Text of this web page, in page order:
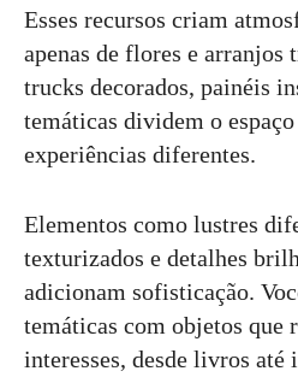
Esses recursos criam
apenas de flores e arranjos
trucks decorados, painéis
temáticas dividem o
experiências diferentes.
Elementos como lustres
texturizados e detalhes
adicionam sofisticação.
temáticas com objetos que
interesses, desde livros até